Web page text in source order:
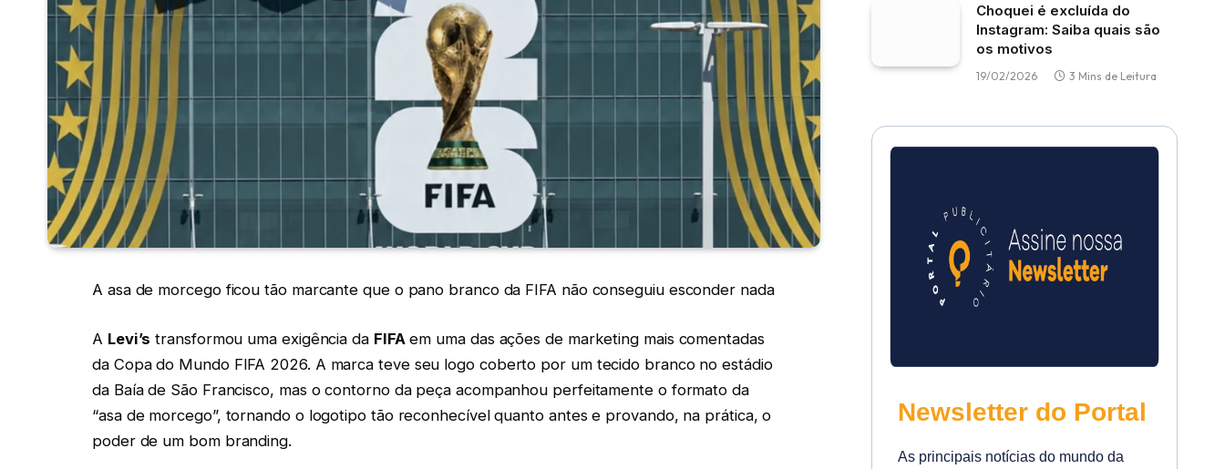
A asa de morcego ficou tão marcante que o pano branco da FIFA não conseguiu esconder nada
A Levi’s transformou uma exigência da FIFA em uma das ações de marketing mais comentadas
da Copa do Mundo FIFA 2026. A marca teve seu logo coberto por um tecido branco no estádio
da Baía de São Francisco, mas o contorno da peça acompanhou perfeitamente o formato da
“asa de morcego”, tornando o logotipo tão reconhecível quanto antes e provando, na prática, o
poder de um bom branding.
Choquei é excluída do
Instagram: Saiba quais são
os motivos
19/02/2026 3 Mins de Leitura
Newsletter do Portal
As principais notícias do mundo da